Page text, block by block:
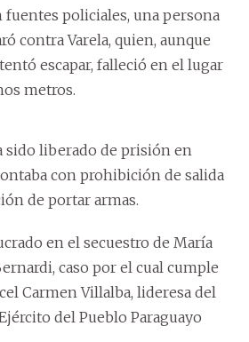
policiales, una persona
contra Varela, quien, aunque
escapar, falleció en el lugar
metros.
sido liberado de prisión en
con prohibición de salida
de portar armas.
en el secuestro de María
caso por el cual cumple
Carmen Villalba, lideresa del
del Pueblo Paraguayo